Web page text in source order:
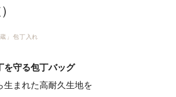
蔵」包丁入れ
を守る包丁バッグ
生まれた高耐久生地を